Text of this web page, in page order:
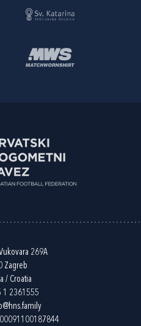
269A
Zagreb
/ Croatia
1 2361555